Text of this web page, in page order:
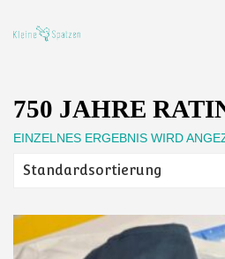
750 JAHRE
EINZELNES ERGEBNIS WIRD
Standardsortierung